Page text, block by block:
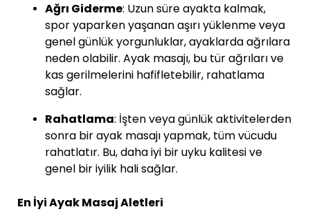
Ağrı Giderme: Uzun süre ayakta kalmak,
spor yaparken yaşanan aşırı yüklenme veya
genel günlük yorgunluklar, ayaklarda ağrılara
neden olabilir. Ayak masajı, bu tür ağrıları ve
kas gerilmelerini hafifletebilir, rahatlama
sağlar.
Rahatlama: İşten veya günlük aktivitelerden
sonra bir ayak masajı yapmak, tüm vücudu
rahatlatır. Bu, daha iyi bir uyku kalitesi ve
genel bir iyilik hali sağlar.
En İyi Ayak Masaj Aletleri